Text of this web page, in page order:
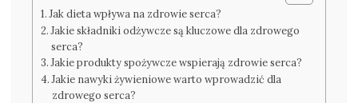
Jak dieta wpływa na zdrowie serca?
Jakie składniki odżywcze są kluczowe dla zdrowego
serca?
Jakie produkty spożywcze wspierają zdrowie serca?
Jakie nawyki żywieniowe warto wprowadzić dla
zdrowego serca?